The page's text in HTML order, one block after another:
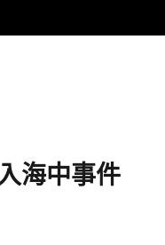
海中事件